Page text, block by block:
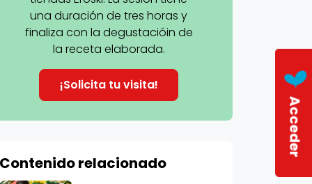
una duración de tres horas y
finaliza con la degustacióin de
la receta elaborada.
¡Solicita tu visita!
Contenido relacionado
Acceder